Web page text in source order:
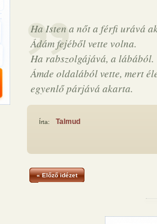
Ha Isten a nőt a férfi urává
Ádám fejéből vette volna.
Ha rabszolgájává, a lábából.
Ámde oldalából vette, mert
egyenlő párjává akarta.
Írta: Talmud
« Előző idézet